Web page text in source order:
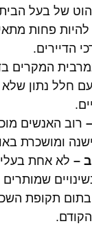
של בעל
להיות פחות
הדיירים.
המקרים
חלל נתון שלא
רוב האנשים
ומושכרת
– לא אחת
תקופת